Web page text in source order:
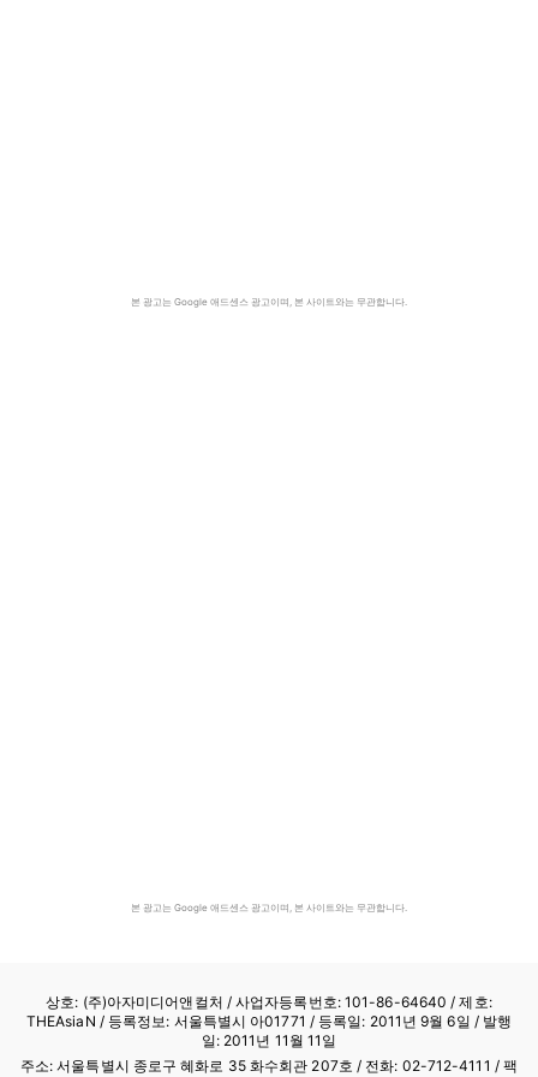
본 광고는 Google 애드센스 광고이며, 본 사이트와는 무관합니다.
본 광고는 Google 애드센스 광고이며, 본 사이트와는 무관합니다.
상호: (주)아자미디어앤컬처 /사업자등록번호: 101-86-64640 / 제호:
THEAsiaN / 등록정보: 서울특별시 아01771 / 등록일: 2011년 9월 6일 / 발행
일: 2011년 11월 11일
주소: 서울특별시 종로구 혜화로 35 화수회관 207호 / 전화: 02-712-4111 / 팩